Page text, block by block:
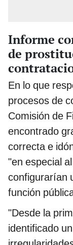
Informe
de
En lo que
procesos de
Comisión de
encontrado
correcta e
"en especial
configurarían
función
"Desde la
identificado